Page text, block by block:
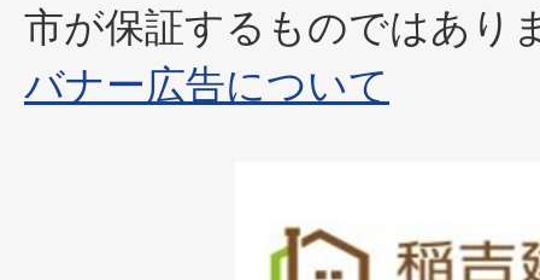
市が保証するものではあり
バナー広告について
枚